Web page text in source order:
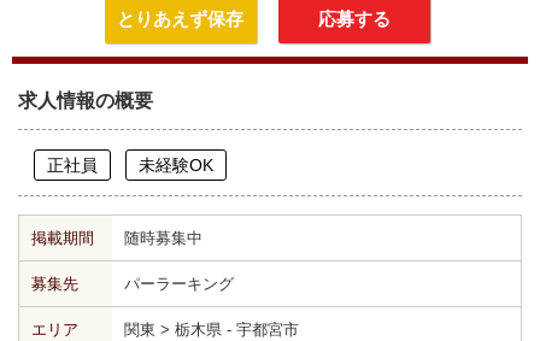
とりあえず保存 応募する
求人情報の概要
正社員 未経験OK
掲載期間 随時募集中
募集先 パーラーキング
エリア 関東 > 栃木県 - 宇都宮市